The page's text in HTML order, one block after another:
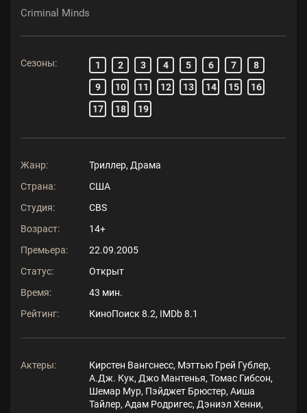
Criminal Minds
Сезоны: 1 2 3 4 5 6 7
8
9
10 11 12 13 14 15
16
17
18 19
Жанр:
Триллер, Драма
Страна:
США
Студия:
CBS
Возраст:
14+
Премьера:
22.09.2005
Статус:
Открыт
Время:
43 мин.
Рейтинг:
КиноПоиск 8.2, IMDb 8.1
Актеры:
Кирстен Вангснесс, Мэттью Грей Гублер,
А.Дж. Кук, Джо Мантенья, Томас Гибсон,
Шемар Мур, Пэйджет Брюстер, Аиша
Тайлер, Адам Родригес, Дэниэл Хенни,